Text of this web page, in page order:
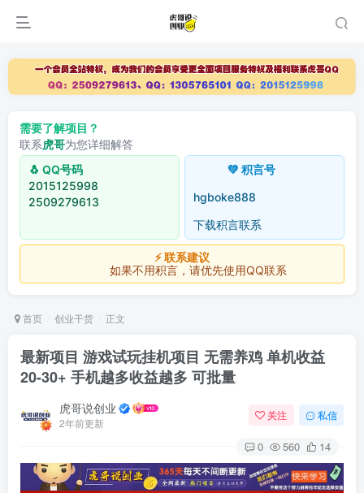
需要了解项目？
联系虎哥为您详细解答
🐧 QQ号码
2015125998
2509279613
💚 积言号
hgboke888
下载积言联系
⚡ 联系建议
如果不用积言，请优先使用QQ联系
首页 创业干货 正文
最新项目 游戏试玩挂机项目 无需养鸡 单机收益
20-30+ 手机越多收益越多 可批量
虎哥说创业
2年前更新
关注 私信
0 560 14